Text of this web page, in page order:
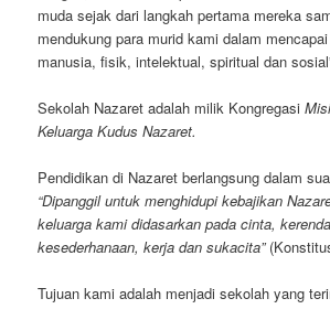
muda sejak dari langkah pertama mereka
mendukung para murid kami dalam
manusia, fisik, intelektual, spiritual dan
Sekolah Nazaret adalah milik Kongregasi
Keluarga Kudus Nazaret.
Pendidikan di Nazaret berlangsung dalam
“Dipanggil untuk menghidupi kebajikan
keluarga kami didasarkan pada cinta,
kesederhanaan, kerja dan sukacita”
Tujuan kami adalah menjadi sekolah yang